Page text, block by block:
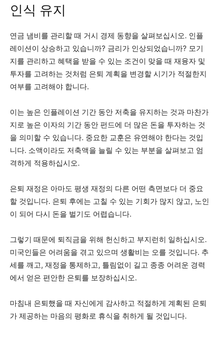
인식 유지
연금 냄비를 관리할 때 거시 경제 동향을 살펴보십시오. 인플
레이션이 상승하고 있습니까? 금리가 인상되었습니까? 모기
지를 관리하고 혜택을 받을 수 있는 조건이 맞을 때 재융자 및
투자를 고려하는 것처럼 은퇴 계획을 변경할 시기가 적절한지
여부를 고려해야 합니다.
이는 높은 인플레이션 기간 동안 저축을 유지하는 것과 마찬가
지로 높은 이자의 기간 동안 펀드에 더 많은 돈을 투자하는 것
을 의미할 수 있습니다. 중요한 교훈은 유연해야 한다는 것입
니다. 소액이라도 저축액을 늘릴 수 있는 부분을 살펴보고 엄
격하게 적용하십시오.
은퇴 재정은 아마도 평생 재정의 다른 어떤 측면보다 더 중요
할 것입니다. 은퇴 후에는 고칠 수 있는 기회가 많지 않고, 노인
이 되어 다시 돈을 벌기도 어렵습니다.
그렇기 때문에 퇴직금을 위해 헌신하고 부지런히 일하십시오.
미국인들은 어려움을 겪고 있으며 생활비는 오를 것입니다. 추
세를 깨고, 재정을 통제하고, 틀림없이 길고 종종 어려운 경력
에서 얻은 편안한 은퇴를 보장하십시오.
마침내 은퇴했을 때 자신에게 감사하고 적절하게 계획된 은퇴
가 제공하는 마음의 평화로 휴식을 취하게 될 것입니다.